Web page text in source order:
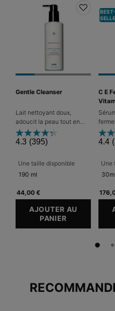
Gentle Cleanser
Lait nettoyant doux,
adoucit la peau tout en
éliminant le maquillage et
les impuretés
4.3 (395)
Une taille disponible
190 ml
44,00 €
AJOUTER AU
PANIER GENTLE
BEST-
C E
4.4
Une
30ml
PDP Slot 1 Section